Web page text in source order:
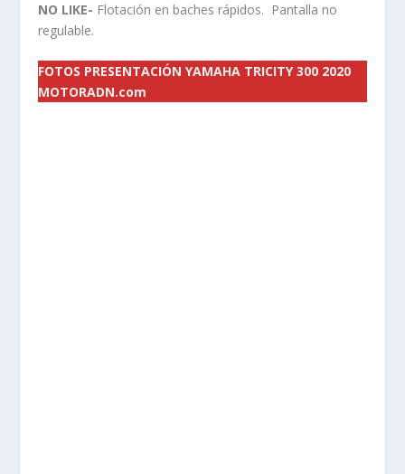
NO LIKE- Flotación en baches rápidos. Pantalla no
regulable.
FOTOS PRESENTACIÓN YAMAHA TRICITY 300 2020
MOTORADN.com